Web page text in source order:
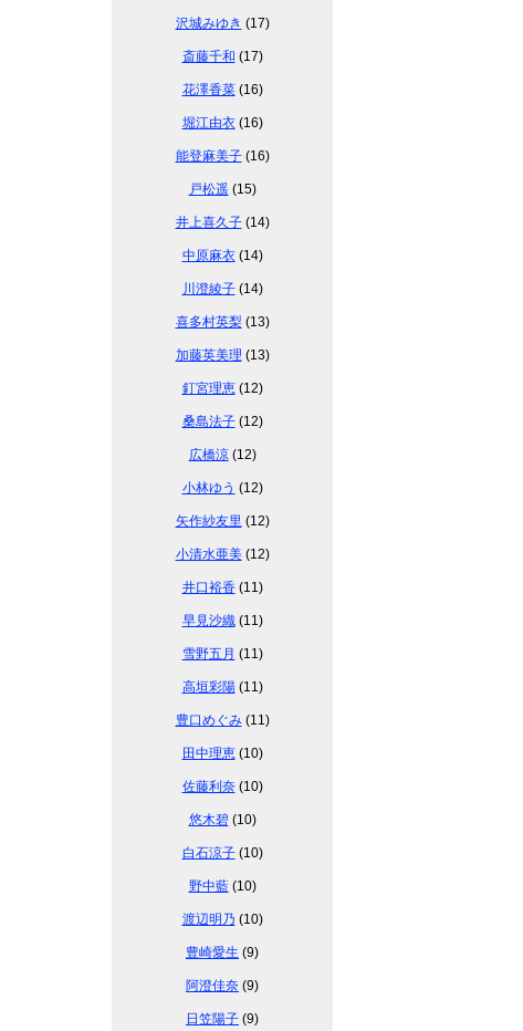
沢城みゆき (17)
斎藤千和 (17)
花澤香菜(16)
堀江由衣(16)
能登麻美子(16)
戸松遥 (15)
井上喜久子(14)
中原麻衣(14)
川澄綾子(14)
喜多村英梨(13)
加藤英美理 (13)
釘宮理恵(12)
桑島法子(12)
広橋涼(12)
小林ゆう (12)
矢作紗友里 (12)
小清水亜美(12)
井口裕香(11)
早見沙織(11)
雪野五月 (11)
高垣彩陽(11)
豊口めぐみ(11)
田中理恵(10)
佐藤利奈(10)
悠木碧(10)
白石涼子(10)
野中藍(10)
渡辺明乃 (10)
豊崎愛生 (9)
阿澄佳奈 (9)
日笠陽子 (9)